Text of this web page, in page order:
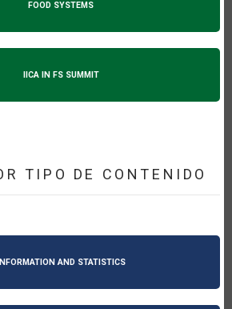
FOOD SYSTEMS
IICA IN FS SUMMIT
TIPO DE CONTENIDO
AND STATISTICS